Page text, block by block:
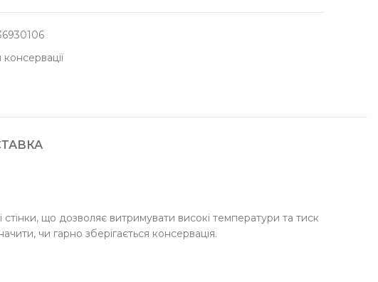
що дозволяє витримувати високі температури та тиск
чи гарно зберігається консервація.